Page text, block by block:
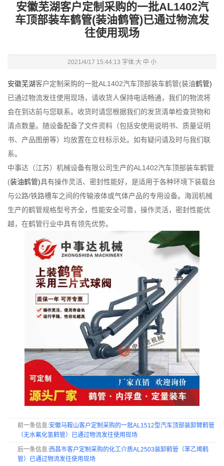
安徽芜湖客户定制采购的一批AL1402汽
车顶部装车鹤管(装油鹤管)已通过物流发
往使用现场
2021/4/17 15:44:13 字体:大 中 小
安徽芜湖客户定制采购的一批AL1402汽车顶部装车鹤管(装油鹤管)
已通过物流发往使用现场，请收货人保持电话畅通，我们的物流将
会在到达前与您联系。收货时请您根据我们的发货清单检查货物和
清点数量。随设备配备了文件资料（包括安使用说明书、质量证明
书、产品图册等）均放置在立柱标示处。如有疑问请及时与我们联
系。
中事达（江苏）机械设备有限公司生产的AL1402汽车顶部装车鹤管
(装油鹤管)具有操作灵活、密封性能好，是适用于各种环境下装载台
与公路/铁路槽车之间的传输液体或气体产品的专用设备。海润机械
生产的鹤管规格型号齐全，性能安全可靠，操作灵活，密封性能优
越，在鹤管行业中具有领先优势。
前一条信息:安徽马鞍山客户定制采购的一批AL1512型汽车顶部装卸臂鹤管
（无水氟化氢鹤管）已通过物流发往使用现场
后一条信息:西昌市客户定制采购的化工介质AL2503装卸鹤管（苯乙烯鹤
管）已通过物流发往使用现场